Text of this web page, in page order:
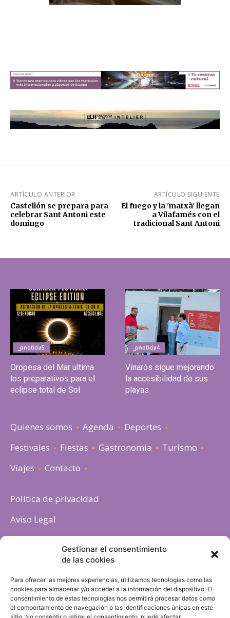
Gestionar el consentimiento
de las cookies
Para ofrecer las mejores experiencias, utilizamos tecnologías como las
cookies para almacenar y/o acceder a la información del dispositivo. El
consentimiento de estas tecnologías nos permitirá procesar datos como
el comportamiento de navegación o las identificaciones únicas en este
ARTÍCULO ANTERIOR
Castellón se prepara para
celebrar Sant Antoni este
domingo
ARTÍCULO SIGUIENTE
El fuego y la 'matxà' llegan
a Vilafamés con el
tradicional Sant Antoni
_pnoticia5
Oropesa del Mar ultima
los preparativos para el
eclipse total de Sol
_pnoticia4
Vinaròs sigue mejorando
la accesibilidad de sus
playas
Quienes somos Agenda
Deportes
Festivales
Fiestas Gastronomia
Turismo
Viajes
Contacto
Politica de privacidad
Aviso Legal
Política de cookies